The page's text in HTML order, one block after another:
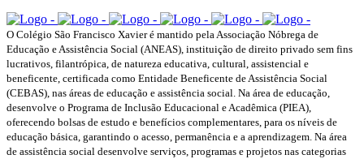
O Colégio São Francisco Xavier é mantido pela Associação Nóbrega de
Educação e Assistência Social (ANEAS), instituição de direito privado sem fins
lucrativos, filantrópica, de natureza educativa, cultural, assistencial e
beneficente, certificada como Entidade Beneficente de Assistência Social
(CEBAS), nas áreas de educação e assistência social. Na área de educação,
desenvolve o Programa de Inclusão Educacional e Acadêmica (PIEA),
oferecendo bolsas de estudo e benefícios complementares, para os níveis de
educação básica, garantindo o acesso, permanência e a aprendizagem. Na área
de assistência social desenvolve serviços, programas e projetos nas categorias